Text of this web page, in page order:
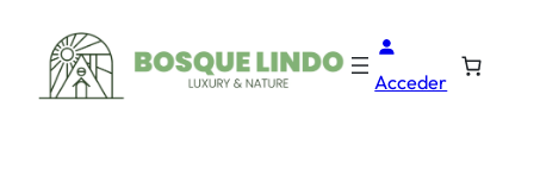
Acceder